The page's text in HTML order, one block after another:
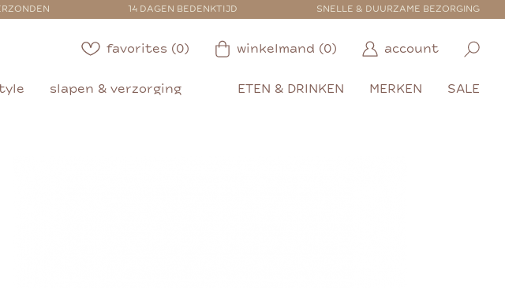
14 DAGEN BEDENKTIJD SNELLE & DUURZAME BEZORGING
favorites (0) winkelmand (0) account
slapen & verzorging ETEN & DRINKEN MERKEN SALE